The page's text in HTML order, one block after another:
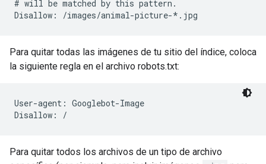
# will be matched by this pattern.
Disallow: /images/animal-picture-*.jpg
Para quitar todas las imágenes de tu sitio del índice, coloca
la siguiente regla en el archivo robots.txt:
User-agent: Googlebot-Image
Disallow: /
Para quitar todos los archivos de un tipo de archivo